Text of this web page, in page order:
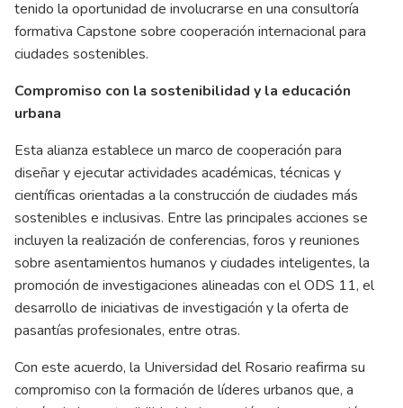
tenido la oportunidad de involucrarse en una consultoría
formativa Capstone sobre cooperación internacional para
ciudades sostenibles.
Compromiso con la sostenibilidad y la educación
urbana
Esta alianza establece un marco de cooperación para
diseñar y ejecutar actividades académicas, técnicas y
científicas orientadas a la construcción de ciudades más
sostenibles e inclusivas. Entre las principales acciones se
incluyen la realización de conferencias, foros y reuniones
sobre asentamientos humanos y ciudades inteligentes, la
promoción de investigaciones alineadas con el ODS 11, el
desarrollo de iniciativas de investigación y la oferta de
pasantías profesionales, entre otras.
Con este acuerdo, la Universidad del Rosario reafirma su
compromiso con la formación de líderes urbanos que, a